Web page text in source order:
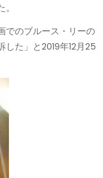
でのブルース・リーの
た」と2019年12月25